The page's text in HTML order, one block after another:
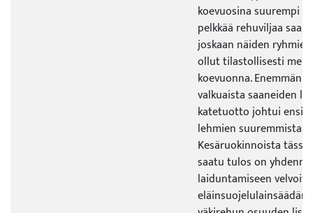
koevuosina suurempi
pelkkää rehuviljaa
joskaan näiden
ollut tilastollisesti
koevuonna. Enemmän
valkuaista saaneiden
katetuotto johtui
lehmien suuremmista
Kesäruokinnoista
saatu tulos on
laiduntamiseen